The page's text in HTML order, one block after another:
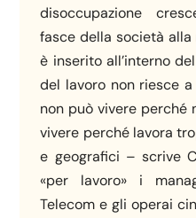
disoccupazione
fasce della società alla
è inserito all’interno
del lavoro non riesce a
non può vivere perché
vivere perché lavora
e geografici – scrive
«per lavoro» i
Telecom e gli operai